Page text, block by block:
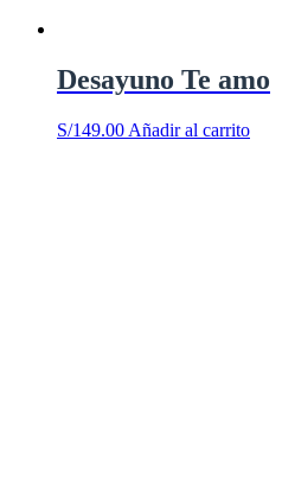
Desayuno Te amo
S/149.00 Añadir al carrito